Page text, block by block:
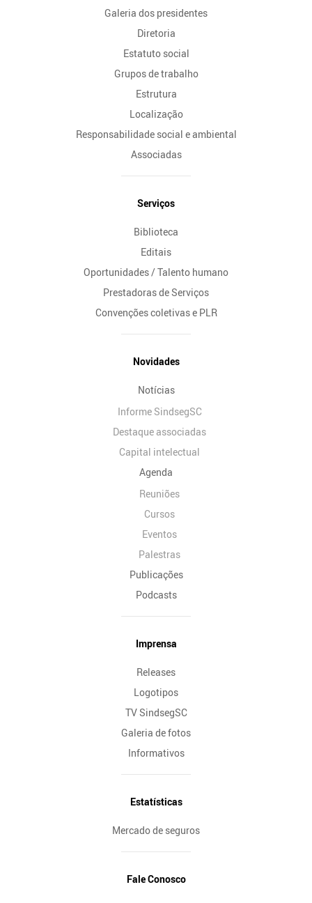
Galeria dos presidentes
Diretoria
Estatuto social
Grupos de trabalho
Estrutura
Localização
Responsabilidade social e ambiental
Associadas
Serviços
Biblioteca
Editais
Oportunidades / Talento humano
Prestadoras de Serviços
Convenções coletivas e PLR
Novidades
Notícias
Informe SindsegSC
Destaque associadas
Capital intelectual
Agenda
Reuniões
Cursos
Eventos
Palestras
Publicações
Podcasts
Imprensa
Releases
Logotipos
TV SindsegSC
Galeria de fotos
Informativos
Estatísticas
Mercado de seguros
Fale Conosco